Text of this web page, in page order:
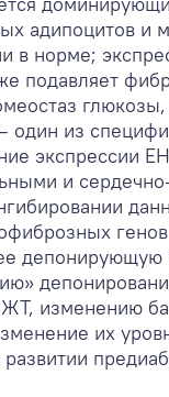
адипоцитов и
в норме;
подавляет
один из
экспрессии
и
депонирующую
изменению
их